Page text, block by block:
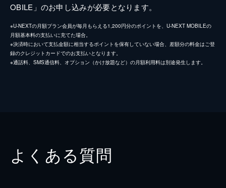
OBILE」のお申し込みが必要となります。
※U-NEXTの月額プラン会員が毎月もらえる1,200円分のポイントを、U-NEXT MOBILEの
月額基本料の支払いに充てた場合。
※決済時において支払金額に相当するポイントを保有していない場合、差額分の料金はご登
録のクレジットカードでのお支払いとなります。
※通話料、SMS通信料、オプション（かけ放題など）の月額利用料は別途発生します。
よくある質問